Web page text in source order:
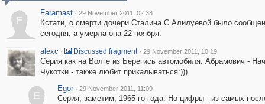
F
Faramast · 29 November 2011, 02:38
Кстати, о смерти дочери Сталина С.Алилуевой было
сегодня, а умерла она 22 ноября.
alexc · Discussed fragment · 29 November 2011, 10:19
Серия как на Волге из Берегись автомобиля. Абрамович -
Чукотки - также любит прикалываться:)))
E
Egor · 29 November 2011, 11:09
Серия, заметим, 1965-го года. Но цифры - из самых